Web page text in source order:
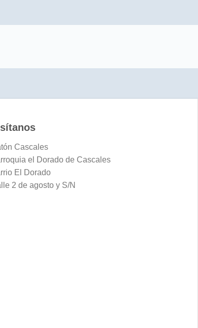
Cascales
el Dorado de Cascales
El Dorado
2 de agosto y S/N